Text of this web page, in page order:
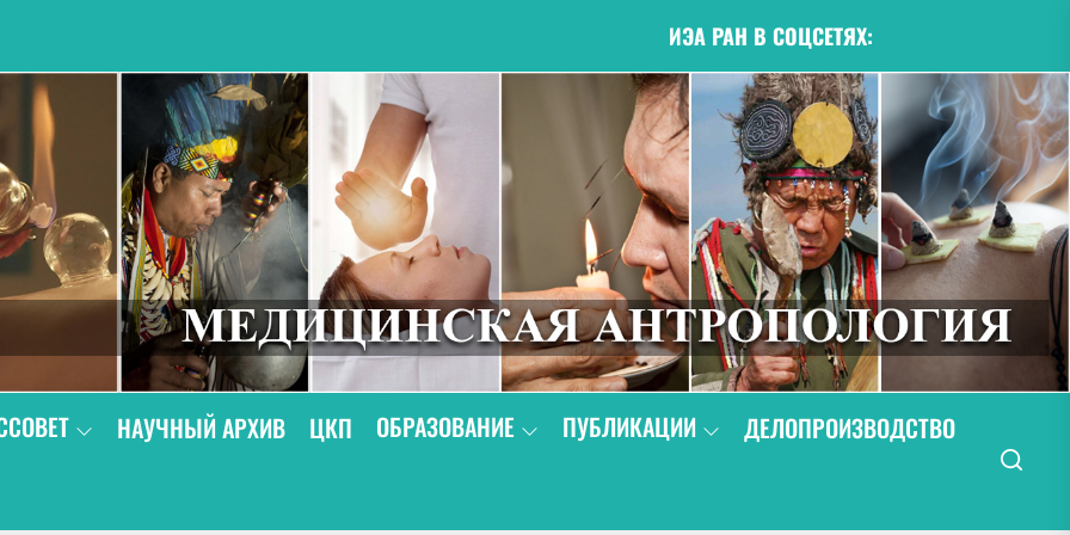
ИЭА РАН В СОЦСЕТЯХ:
НАУЧНЫЙ АРХИВ ЦКП ОБРАЗОВАНИЕ ПУБЛИКАЦИИ
ДЕЛОПРОИЗВОДСТВО